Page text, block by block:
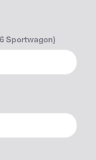
Sportwagon)